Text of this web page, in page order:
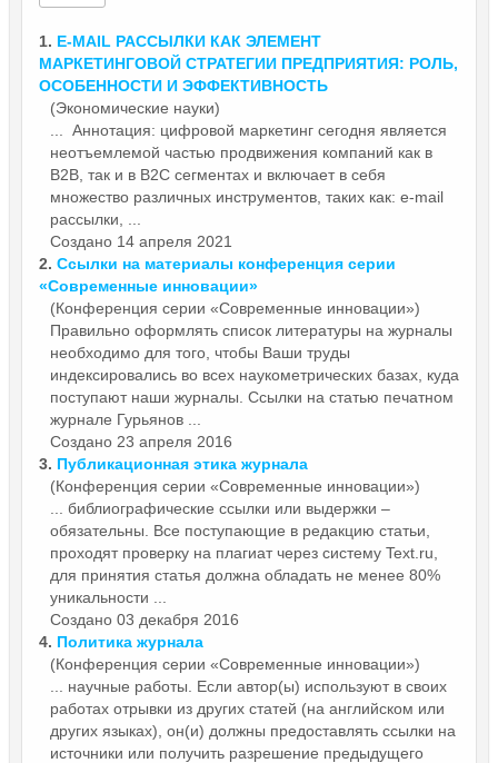
1. E-MAIL РАССЫЛКИ КАК ЭЛЕМЕНТ
МАРКЕТИНГОВОЙ СТРАТЕГИИ ПРЕДПРИЯТИЯ: РОЛЬ,
ОСОБЕННОСТИ И ЭФФЕКТИВНОСТЬ
(Экономические науки)
... Аннотация: цифровой маркетинг сегодня является
неотъемлемой частью продвижения компаний как в
B2B, так и в B2C сегментах и включает в себя
множество различных инструментов, таких как: e-mail
рассылки
Создано 14 апреля 2021
2. Ссылки на материалы конференция серии
«Современные инновации»
(Конференция серии «Современные инновации»)
Правильно оформлять список литературы на журналы
необходимо для того, чтобы Ваши труды
индексировались во всех наукометрических базах, куда
поступают наши журналы. Ссылки на статью печатном
журнале Гурьянов ...
Создано 23 апреля 2016
3. Публикационная этика журнала
(Конференция серии «Современные инновации»)
... библиографические ссылки или выдержки –
обязательны. Все поступающие в редакцию статьи,
проходят проверку на плагиат через систему Text.ru,
для принятия статья должна обладать не менее 80%
уникальности ...
Создано 03 декабря 2016
4. Политика журнала
(Конференция серии «Современные инновации»)
... научные работы. Если автор(ы) используют в своих
работах отрывки из других статей (на английском или
других языках), он(и) должны предоставлять ссылки на
источники или получить разрешение предыдущего